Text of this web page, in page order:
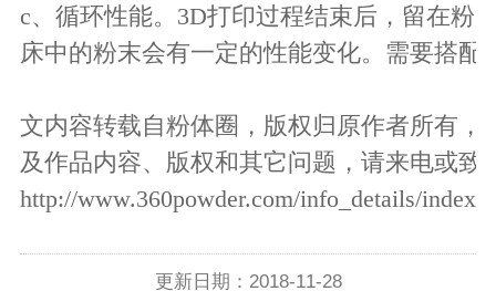
c、循环性能。3D打印过程结束后，留在粉
床中的粉末会有一定的性能变化。需要搭配
文内容转载自粉体圈，版权归原作者所有
及作品内容、版权和其它问题，请来电或
http://www.360powder.com/info_details/index/
更新日期：2018-11-28